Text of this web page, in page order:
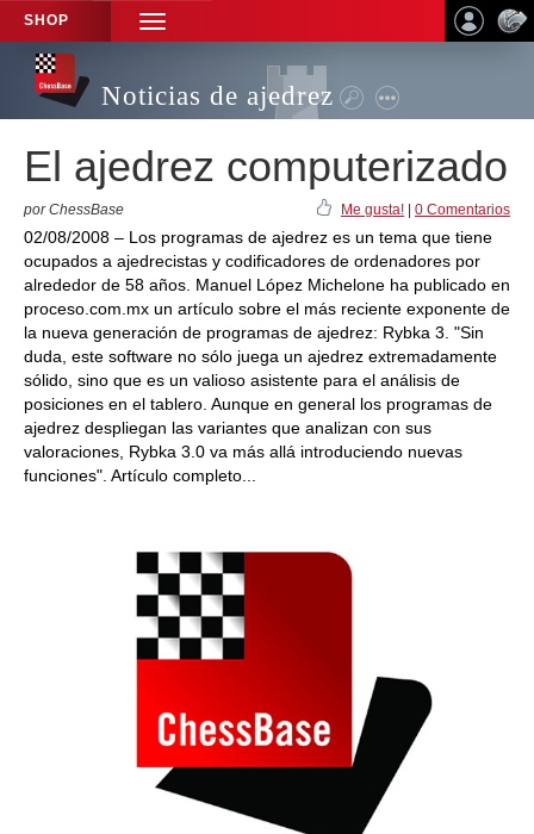
SHOP
TOGGLE
NAVIGATION
Noticias de ajedrez
El ajedrez computerizado
por ChessBase Me gusta! 0 Comentarios
02/08/2008 – Los programas de ajedrez es un tema que tiene
ocupados a ajedrecistas y codificadores de ordenadores por
alrededor de 58 años. Manuel López Michelone ha publicado en
proceso.com.mx un artículo sobre el más reciente exponente de
la nueva generación de programas de ajedrez: Rybka 3. "Sin
duda, este software no sólo juega un ajedrez extremadamente
sólido, sino que es un valioso asistente para el análisis de
posiciones en el tablero. Aunque en general los programas de
ajedrez despliegan las variantes que analizan con sus
valoraciones, Rybka 3.0 va más allá introduciendo nuevas
funciones". Artículo completo...